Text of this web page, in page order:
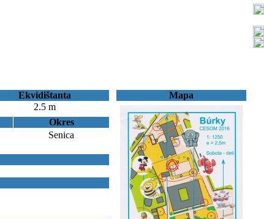
Ekvidištanta
2.5 m
Okres
Senica
Mapa